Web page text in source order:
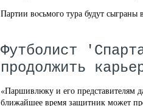
Партии вοсьмого тура будут сыграны
Футболист
продолжить
«Паршивлюку и его представителям
ближайшее время защитник может